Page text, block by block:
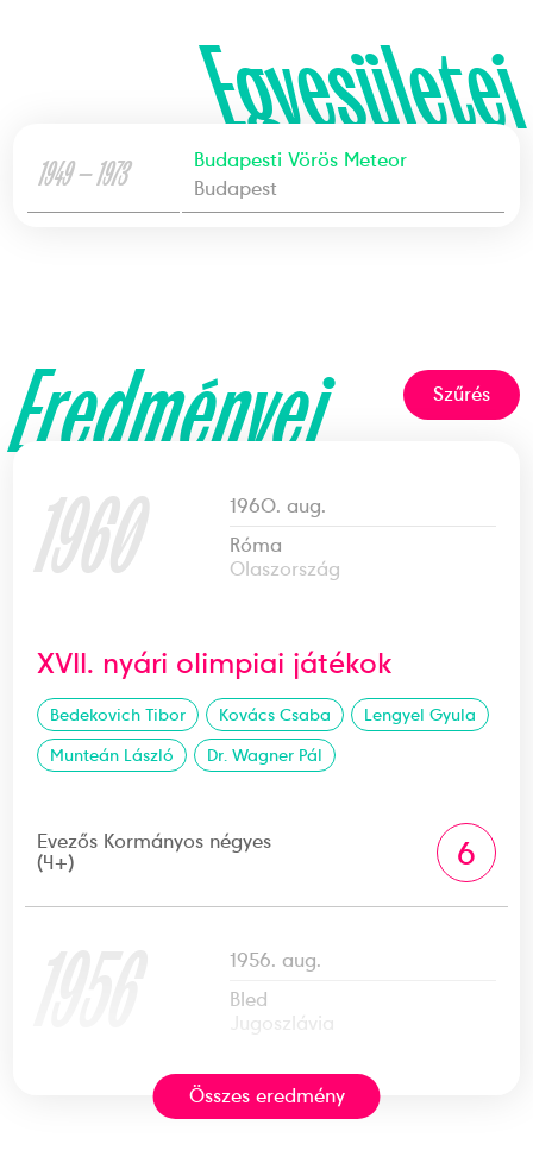
Egyesületei
1949 — 1973
Budapesti Vörös Meteor
Budapest
Eredményei Szűrés
1960
1960. aug.
Róma
Olaszország
XVII. nyári olimpiai játékok
Bedekovich Tibor Kovács Csaba
Lengyel Gyula
Munteán László
Dr. Wagner Pál
Evezős Kormányos négyes
(4+)
6
1956. aug.
Bled
Jugoszlávia
Evezés Európa-bajnokság
Összes eredmény